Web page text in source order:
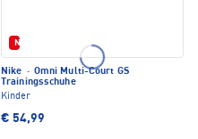
Neu
Nike · Omni Multi-Court GS
Trainingsschuhe
Kinder
€ 54,99